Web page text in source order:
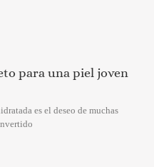
para una piel joven
es el deseo de muchas